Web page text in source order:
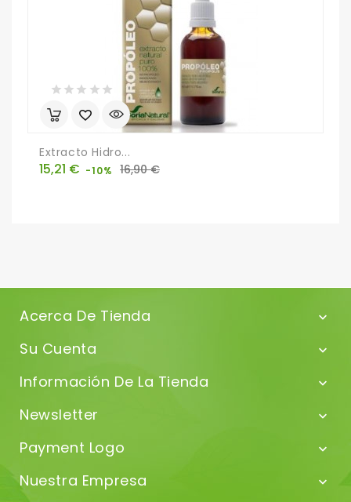
Extracto Hidro...
Precio
15,21 € -10%
Precio
16,90 €
Acerca De Tienda 
Su Cuenta 
Información De La Tienda 
Newsletter 
Payment Logo 
Nuestra Empresa 